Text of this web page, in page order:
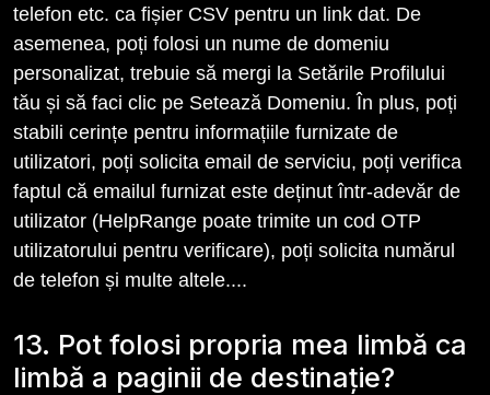
telefon etc. ca fișier CSV pentru un link dat. De
asemenea, poți folosi un nume de domeniu
personalizat, trebuie să mergi la Setările Profilului
tău și să faci clic pe Setează Domeniu. În plus, poți
stabili cerințe pentru informațiile furnizate de
utilizatori, poți solicita email de serviciu, poți verifica
faptul că emailul furnizat este deținut într-adevăr de
utilizator (HelpRange poate trimite un cod OTP
utilizatorului pentru verificare), poți solicita numărul
de telefon și multe altele....
13. Pot folosi propria mea limbă ca
limbă a paginii de destinație?